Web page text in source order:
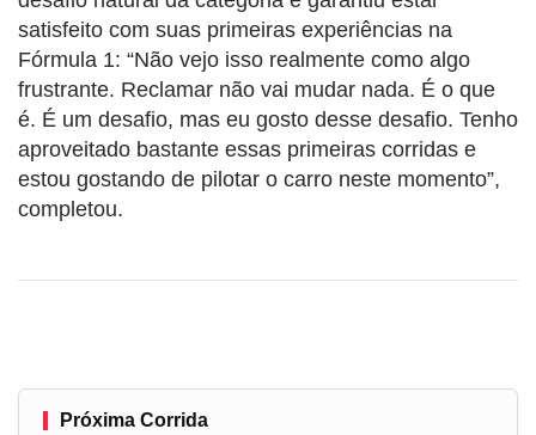
satisfeito com suas primeiras experiências na
Fórmula 1: “Não vejo isso realmente como algo
frustrante. Reclamar não vai mudar nada. É o que
é. É um desafio, mas eu gosto desse desafio. Tenho
aproveitado bastante essas primeiras corridas e
estou gostando de pilotar o carro neste momento”,
completou.
Próxima Corrida